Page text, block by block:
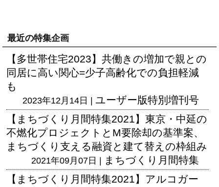
最近の特集企画
【多世帯住宅2023】共働きの増加で親との
同居に高い関心=少子高齢化での負担軽減
も
2023年12月14日 | ユーザー版特別増刊号
【まちづくり月間特集2021】東京・中延の
不燃化プロジェクトとM要除却の基準案、
まちづくり支える融資と建て替えの枠組み
2021年09月07日 | まちづくり月間特集
【まちづくり月間特集2021】アルコガー